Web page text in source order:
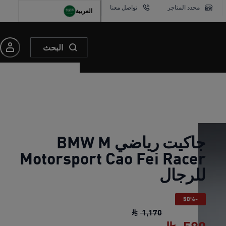
محدد المتاجر تواصل معنا العربية
البحث
جاكيت رياضي BMW M
Motorsport Cao Fei Racer
للرجال
-50%
1,170 جاكيت رياضي BMW M Motorsport Cao Fei Racer للرجال